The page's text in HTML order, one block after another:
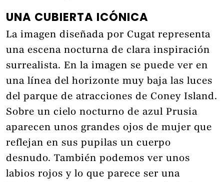
UNA CUBIERTA ICÓNICA
La imagen diseñada por Cugat representa
una escena nocturna de clara inspiración
surrealista. En la imagen se puede ver en
una línea del horizonte muy baja las luces
del parque de atracciones de Coney Island.
Sobre un cielo nocturno de azul Prusia
aparecen unos grandes ojos de mujer que
reflejan en sus pupilas un cuerpo
desnudo. También podemos ver unos
labios rojos y lo que parece ser una